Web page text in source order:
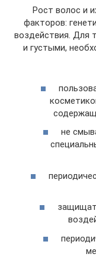
Рост волос и
факторов:
воздействия. Для
и густыми,
не